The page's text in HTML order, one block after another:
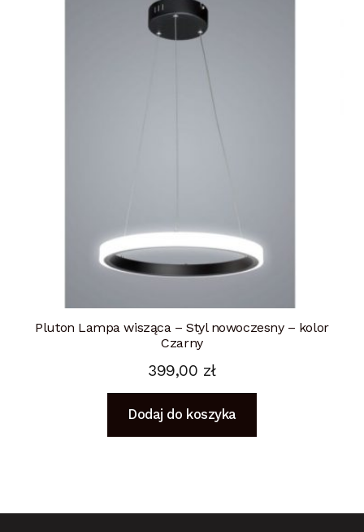
Pluton Lampa wisząca – Styl nowoczesny – kolor
Czarny
399,00 zł
Dodaj do koszyka